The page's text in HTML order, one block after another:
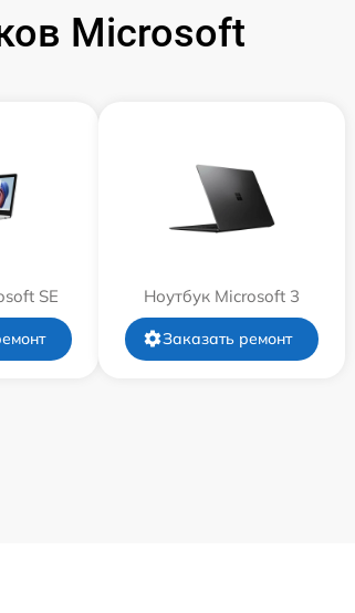
Microsoft
SE Ноутбук Microsoft 3
Заказать ремонт